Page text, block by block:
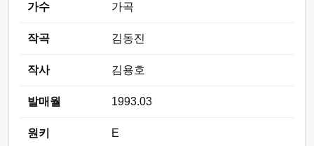
가수 가곡
작곡 김동진
작사 김용호
발매월 1993.03
원키 E